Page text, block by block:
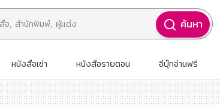
ค้นหา
หนังสือเช่า หนังสือรายตอน อีบุ๊กอ่านฟรี